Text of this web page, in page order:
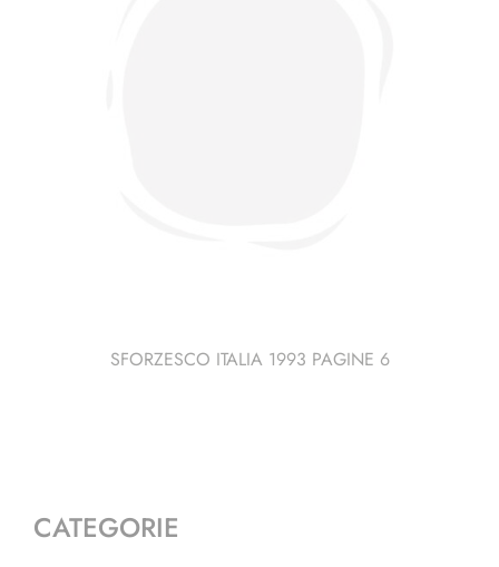
SFORZESCO ITALIA 1993 PAGINE 6
CATEGORIE